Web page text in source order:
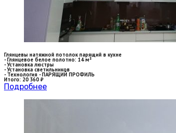
Глянцевы натяжной потолок парящий в кухне
- Глянцевое белое полотно: 14 м²
- Установка люстры
- Установка светильников
- Технология - ПАРЯЩИЙ ПРОФИЛЬ
Итого: 20 360 ₽
Подробнее